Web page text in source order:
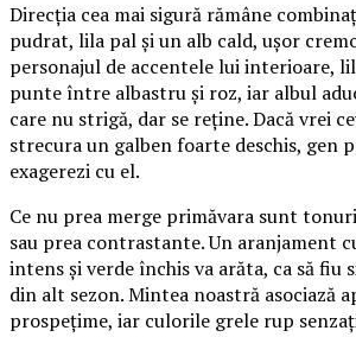
Direcția cea mai sigură rămâne
pudrat, lila pal și un alb cald, ușor
personajul de accentele lui interioare,
punte între albastru și roz, iar albul
care nu strigă, dar se reține. Dacă vrei
strecura un galben foarte deschis, gen
exagerezi cu el.
Ce nu prea merge primăvara sunt
sau prea contrastante. Un aranjament
intens și verde închis va arăta, ca să fiu
din alt sezon. Mintea noastră asociază
prospețime, iar culorile grele rup